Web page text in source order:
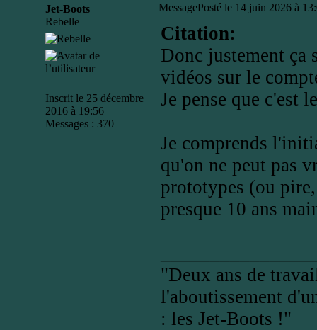
Jet-Boots
Rebelle
Inscrit le 25 décembre
2016 à 19:56
Messages : 370
MessagePosté le 14 juin 2026 à
Citation:
Donc justement ça
vidéos sur le
Je pense que c'est
Je comprends
qu'on ne peut pas
prototypes (ou
presque 10 ans
"Deux ans de
l'aboutissement
: les Jet-Boots !"